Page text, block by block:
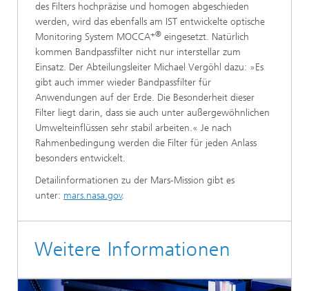
des Filters hochpräzise und homogen abgeschieden
werden, wird das ebenfalls am IST entwickelte optische
Monitoring System MOCCA+® eingesetzt. Natürlich
kommen Bandpassfilter nicht nur interstellar zum
Einsatz. Der Abteilungsleiter Michael Vergöhl dazu: »Es
gibt auch immer wieder Bandpassfilter für
Anwendungen auf der Erde. Die Besonderheit dieser
Filter liegt darin, dass sie auch unter außergewöhnlichen
Umwelteinflüssen sehr stabil arbeiten.« Je nach
Rahmenbedingung werden die Filter für jeden Anlass
besonders entwickelt.
Detailinformationen zu der Mars-Mission gibt es
unter: mars.nasa.gov.
Weitere Informationen